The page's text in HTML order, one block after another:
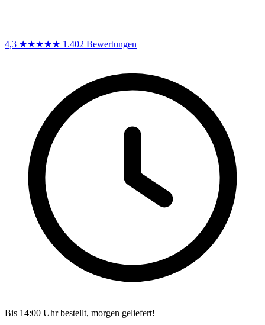
4,3 ★★★★★ 1.402 Bewertungen
Bis 14:00 Uhr bestellt, morgen geliefert!